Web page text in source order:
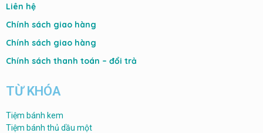
Liên hệ
Chính sách giao hàng
Chính sách giao hàng
Chính sách thanh toán – đổi trả
TỪ KHÓA
Tiệm bánh kem
Tiệm bánh thủ dầu một